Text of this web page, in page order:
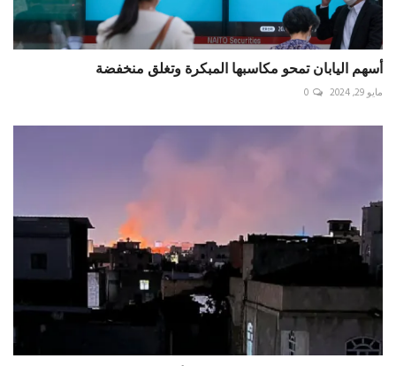
أسهم اليابان تمحو مكاسبها المبكرة وتغلق منخفضة
مايو 29, 2024 0